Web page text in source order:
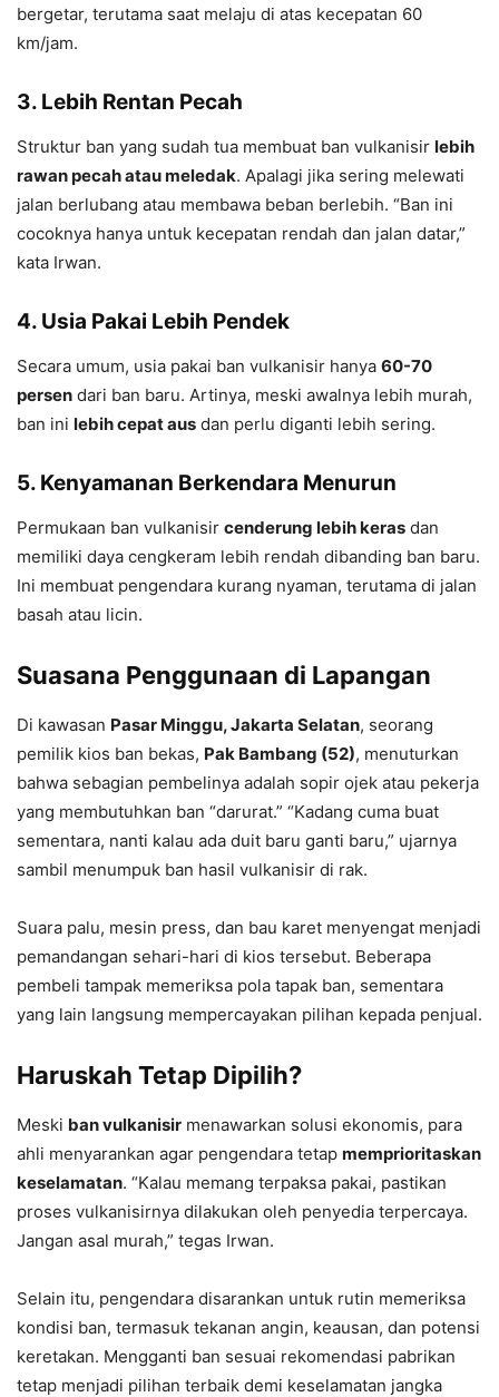
bergetar, terutama saat melaju di atas kecepatan 60
km/jam.
3. Lebih Rentan Pecah
Struktur ban yang sudah tua membuat ban vulkanisir lebih
rawan pecah atau meledak. Apalagi jika sering melewati
jalan berlubang atau membawa beban berlebih. “Ban ini
cocoknya hanya untuk kecepatan rendah dan jalan datar,”
kata Irwan.
4. Usia Pakai Lebih Pendek
Secara umum, usia pakai ban vulkanisir hanya 60-70
persen dari ban baru. Artinya, meski awalnya lebih murah,
ban ini lebih cepat aus dan perlu diganti lebih sering.
5. Kenyamanan Berkendara Menurun
Permukaan ban vulkanisir cenderung lebih keras dan
memiliki daya cengkeram lebih rendah dibanding ban baru.
Ini membuat pengendara kurang nyaman, terutama di jalan
basah atau licin.
Suasana Penggunaan di Lapangan
Di kawasan Pasar Minggu, Jakarta Selatan, seorang
pemilik kios ban bekas, Pak Bambang (52), menuturkan
bahwa sebagian pembelinya adalah sopir ojek atau pekerja
yang membutuhkan ban “darurat.” “Kadang cuma buat
sementara, nanti kalau ada duit baru ganti baru,” ujarnya
sambil menumpuk ban hasil vulkanisir di rak.
Suara palu, mesin press, dan bau karet menyengat menjadi
pemandangan sehari-hari di kios tersebut. Beberapa
pembeli tampak memeriksa pola tapak ban, sementara
yang lain langsung mempercayakan pilihan kepada penjual.
Haruskah Tetap Dipilih?
Meski ban vulkanisir menawarkan solusi ekonomis, para
ahli menyarankan agar pengendara tetap memprioritaskan
keselamatan. “Kalau memang terpaksa pakai, pastikan
proses vulkanisirnya dilakukan oleh penyedia terpercaya.
Jangan asal murah,” tegas Irwan.
Selain itu, pengendara disarankan untuk rutin memeriksa
kondisi ban, termasuk tekanan angin, keausan, dan potensi
keretakan. Mengganti ban sesuai rekomendasi pabrikan
tetap menjadi pilihan terbaik demi keselamatan jangka